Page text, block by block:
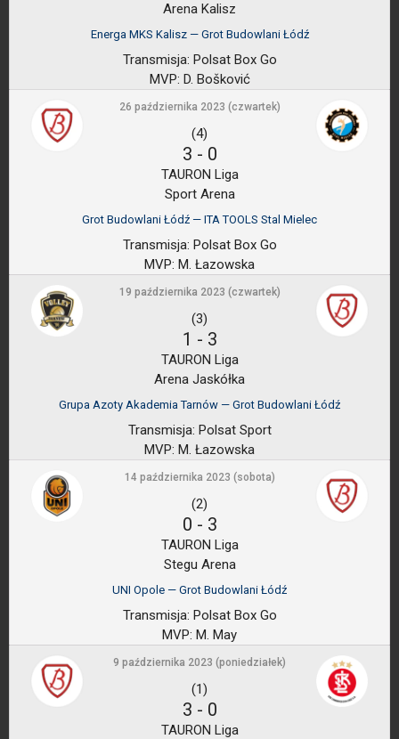
Arena Kalisz
Energa MKS Kalisz — Grot Budowlani Łódź
Transmisja: Polsat Box Go
MVP: D. Bošković
26 października 2023 (czwartek)
(4)
3 - 0
TAURON Liga
Sport Arena
Grot Budowlani Łódź — ITA TOOLS Stal Mielec
Transmisja: Polsat Box Go
MVP: M. Łazowska
19 października 2023 (czwartek)
(3)
1 - 3
TAURON Liga
Arena Jaskółka
Grupa Azoty Akademia Tarnów — Grot Budowlani Łódź
Transmisja: Polsat Sport
MVP: M. Łazowska
14 października 2023 (sobota)
(2)
0 - 3
TAURON Liga
Stegu Arena
UNI Opole — Grot Budowlani Łódź
Transmisja: Polsat Box Go
MVP: M. May
9 października 2023 (poniedziałek)
(1)
3 - 0
TAURON Liga